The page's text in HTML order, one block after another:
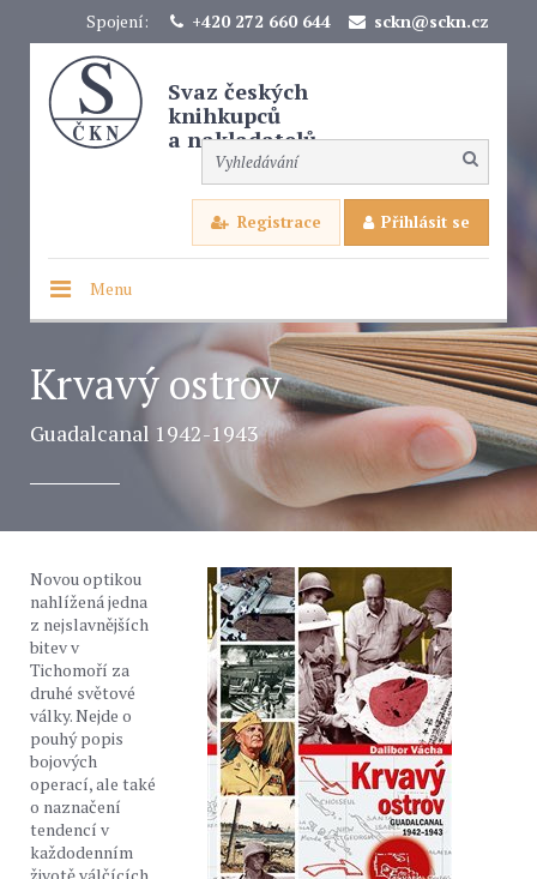
Spojení: +420 272 660 644 sckn@sckn.cz
Svaz českých
knihkupců
a nakladatelů
Registrace Přihlásit se
Menu
Krvavý ostrov
Guadalcanal 1942-1943
Novou optikou
nahlížená jedna
z nejslavnějších
bitev v
Tichomoří za
druhé světové
války. Nejde o
pouhý popis
bojových
operací, ale také
o naznačení
tendencí v
každodenním